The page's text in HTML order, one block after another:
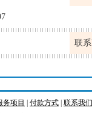
联
务项目 付款方式 联系我们